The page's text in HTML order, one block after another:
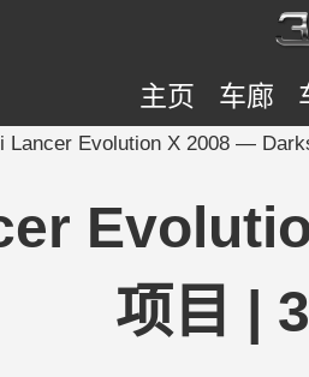
主页 车廊
Lancer Evolution X 2008 —
项目 |